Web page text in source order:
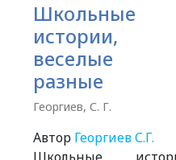
Школьные
истории,
веселые
разные
Георгиев, С. Г.
Автор Георгиев С.Г.